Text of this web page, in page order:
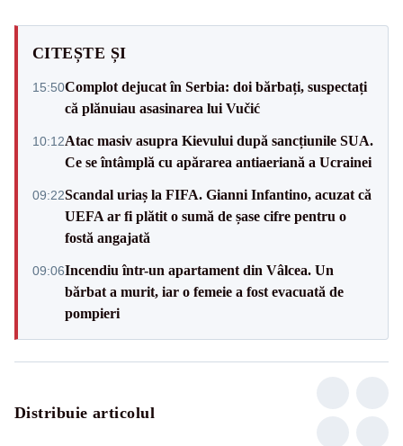
CITEȘTE ȘI
15:50Complot dejucat în Serbia: doi bărbați, suspectați
că plănuiau asasinarea lui Vučić
10:12Atac masiv asupra Kievului după sancțiunile SUA.
Ce se întâmplă cu apărarea antiaeriană a Ucrainei
09:22Scandal uriaș la FIFA. Gianni Infantino, acuzat că
UEFA ar fi plătit o sumă de șase cifre pentru o
fostă angajată
09:06Incendiu într-un apartament din Vâlcea. Un
bărbat a murit, iar o femeie a fost evacuată de
pompieri
Distribuie articolul